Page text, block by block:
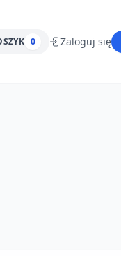
0 Zaloguj się